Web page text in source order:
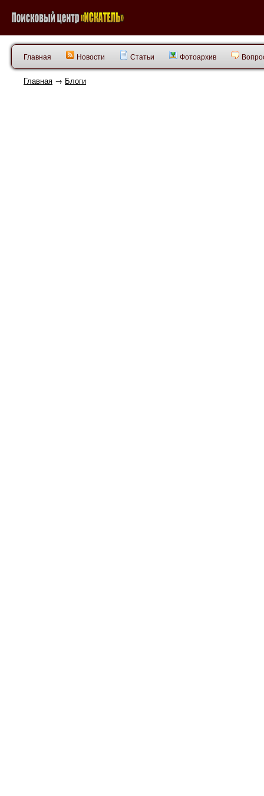
Главная Новости Статьи Фотоархив
Главная → Блоги